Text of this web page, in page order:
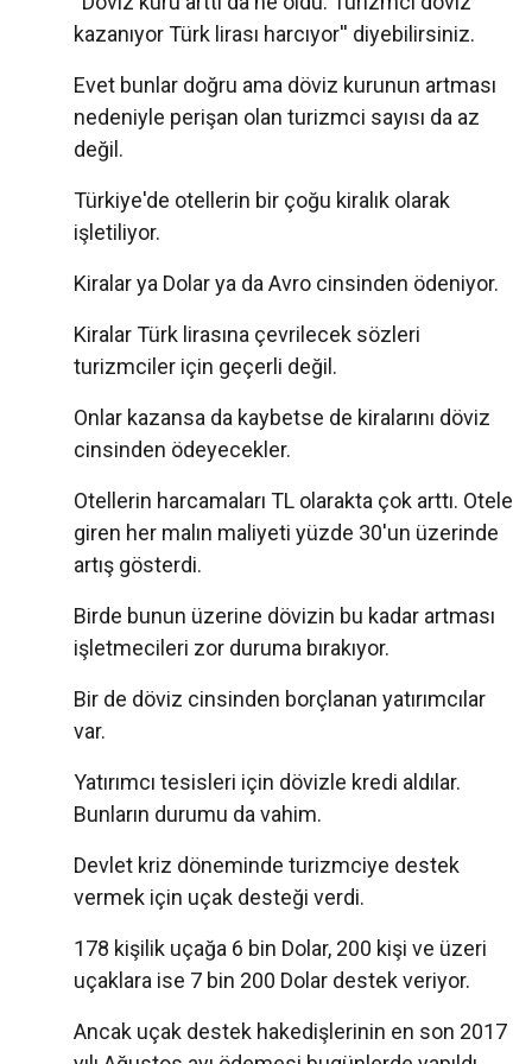
kazanıyor Türk lirası harcıyor'' diyebilirsiniz.
Evet bunlar doğru ama döviz kurunun artması
nedeniyle perişan olan turizmci sayısı da az
değil.
Türkiye'de otellerin bir çoğu kiralık olarak
işletiliyor.
Kiralar ya Dolar ya da Avro cinsinden ödeniyor.
Kiralar Türk lirasına çevrilecek sözleri
turizmciler için geçerli değil.
Onlar kazansa da kaybetse de kiralarını döviz
cinsinden ödeyecekler.
Otellerin harcamaları TL olarakta çok arttı. Otele
giren her malın maliyeti yüzde 30'un üzerinde
artış gösterdi.
Birde bunun üzerine dövizin bu kadar artması
işletmecileri zor duruma bırakıyor.
Bir de döviz cinsinden borçlanan yatırımcılar
var.
Yatırımcı tesisleri için dövizle kredi aldılar.
Bunların durumu da vahim.
Devlet kriz döneminde turizmciye destek
vermek için uçak desteği verdi.
178 kişilik uçağa 6 bin Dolar, 200 kişi ve üzeri
uçaklara ise 7 bin 200 Dolar destek veriyor.
Ancak uçak destek hakedişlerinin en son 2017